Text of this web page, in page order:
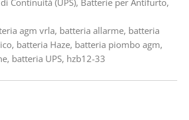
Continuità (UPS), Batterie per Antifurto,
agm vrla, batteria allarme, batteria
, batteria Haze, batteria piombo agm,
, batteria UPS, hzb12-33